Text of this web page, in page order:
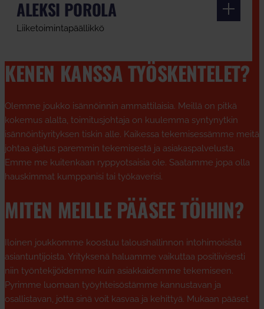
ALEKSI POROLA
Liiketoimintapäällikkö
KENEN KANSSA TYÖSKENTELET?
Olemme joukko isännöinnin ammattilaisia. Meillä on pitkä
kokemus alalta, toimitusjohtaja on kuulemma syntynytkin
isännöintiyrityksen tiskin alle. Kaikessa tekemisessämme meitä
johtaa ajatus paremmin tekemisestä ja asiakaspalvelusta.
Emme me kuitenkaan ryppyotsaisia ole. Saatamme jopa olla
hauskimmat kumppanisi tai työkaverisi.
MITEN MEILLE PÄÄSEE TÖIHIN?
Iloinen joukkomme koostuu taloushallinnon intohimoisista
asiantuntijoista. Yrityksenä haluamme vaikuttaa positiivisesti
niin työntekijöidemme kuin asiakkaidemme tekemiseen.
Pyrimme luomaan työyhteisöstämme kannustavan ja
osallistavan, jotta sinä voit kasvaa ja kehittyä. Mukaan pääset